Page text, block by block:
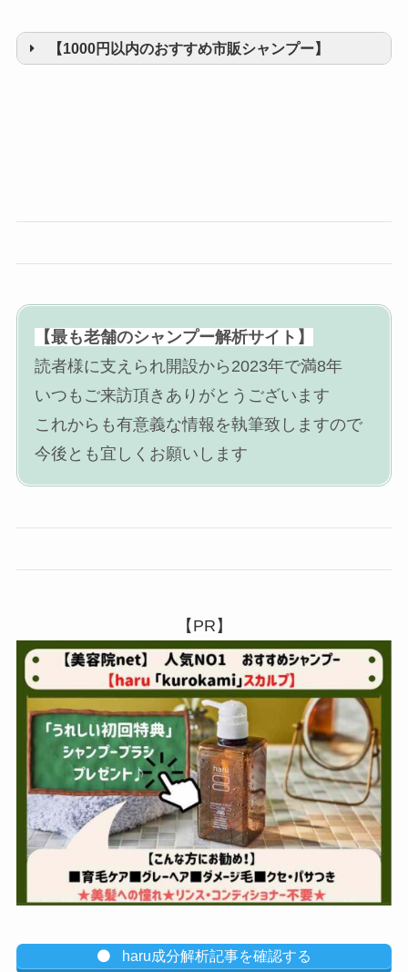
【1000円以内のおすすめ市販シャンプー】
【最も老舗のシャンプー解析サイト】
読者様に支えられ開設から2023年で満8年
いつもご来訪頂きありがとうございます
これからも有意義な情報を執筆致しますので
今後とも宜しくお願いします
【PR】
haru成分解析記事を確認する